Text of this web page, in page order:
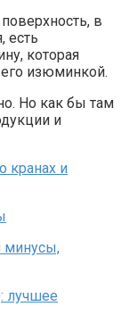
в
есть
которая
изюминкой.
Но как бы там
и